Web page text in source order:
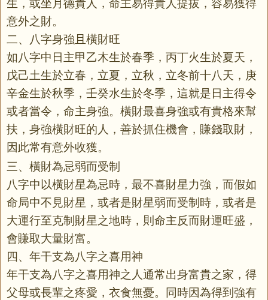
生，或坐月德貴人，命主易得貴人提拔，容易獲得
意外之財。
二、八字身強且橫財旺
如八字中日主甲乙木生於春季，丙丁火生於夏天，
戊己土生於立春，立夏，立秋，立冬前十八天，庚
辛金生於秋季，壬癸水生於冬季，這就是日主得令
或者當令，命主身強。橫財最喜身強或有貴格來幫
扶，身強橫財旺的人，善於抓住機會，賺錢取財，
因此常有意外收獲。
三、橫財為忌弱而受制
八字中以橫財星為忌時，最不喜財星力強，而假如
命局中不見財星，或者是財星弱而受制時，或者是
大運行至克制財星之地時，則命主反而財運旺盛，
會賺取大量財富。
四、年干支為八字之喜用神
年干支為八字之喜用神之人通常出身富貴之家，得
父母或長輩之疼愛，衣食無憂。同時因為得到強有